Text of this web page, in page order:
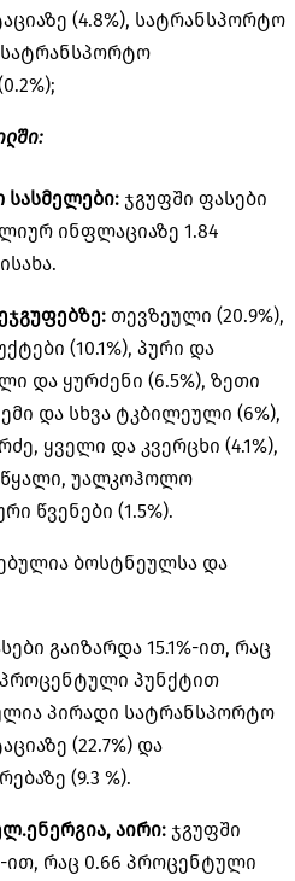
(4.8%), სატრანსპორტო
სატრანსპორტო
ჯგუფში ფასები
ინფლაციაზე 1.84
თევზეული (20.9%),
(10.1%), პური და
და ყურძენი (6.5%), ზეთი
და სხვა ტკბილეული (6%),
ყველი და კვერცხი (4.1%),
უალკოჰოლო
წვენები (1.5%).
ბოსტნეულსა და
გაიზარდა 15.1%-ით, რაც
პუნქტით
პირადი სატრანსპორტო
(22.7%) და
(9.3 %).
აირი: ჯგუფში
ით, რაც 0.66 პროცენტული